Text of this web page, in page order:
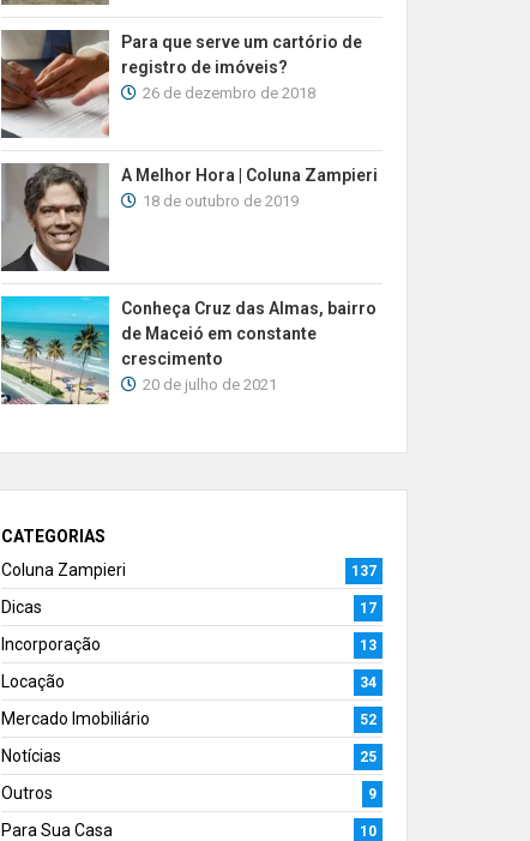
Para que serve um cartório de
registro de imóveis?
26 de dezembro de 2018
A Melhor Hora | Coluna Zampieri
18 de outubro de 2019
Conheça Cruz das Almas, bairro
de Maceió em constante
crescimento
20 de julho de 2021
CATEGORIAS
Coluna Zampieri
137
Dicas 17
Incorporação 13
Locação 34
Mercado Imobiliário 52
Notícias 25
Outros 9
Para Sua Casa 10